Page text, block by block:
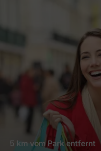
5 km vom Park entfernt